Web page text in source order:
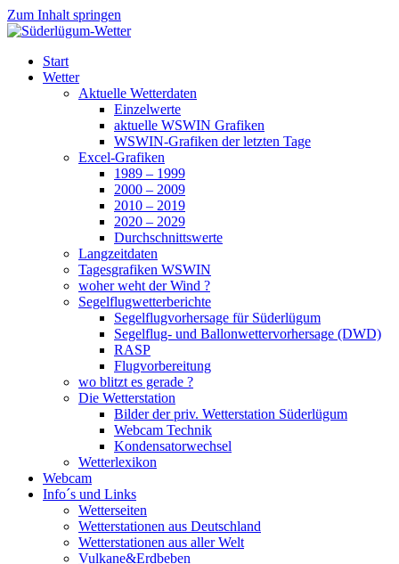
Zum Inhalt springen
Süderlügum-Wetter
Start
Wetter
Aktuelle Wetterdaten
Einzelwerte
aktuelle WSWIN Grafiken
WSWIN-Grafiken der letzten Tage
Excel-Grafiken
1989 – 1999
2000 – 2009
2010 – 2019
2020 – 2029
Durchschnittswerte
Langzeitdaten
Tagesgrafiken WSWIN
woher weht der Wind ?
Segelflugwetterberichte
Segelflugvorhersage für Süderlügum
Segelflug- und Ballonwettervorhersage (DWD)
RASP
Flugvorbereitung
wo blitzt es gerade ?
Die Wetterstation
Bilder der priv. Wetterstation Süderlügum
Webcam Technik
Kondensatorwechsel
Wetterlexikon
Webcam
Info´s und Links
Wetterseiten
Wetterstationen aus Deutschland
Wetterstationen aus aller Welt
Vulkane&Erdbeben